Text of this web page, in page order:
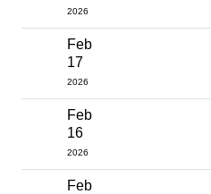
2026
Feb
17
2026
Feb
16
2026
Feb